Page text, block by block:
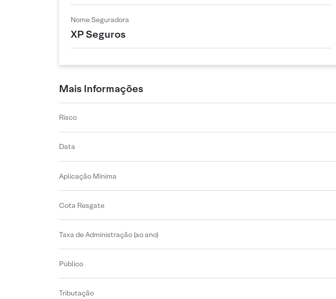
Nome Seguradora
XP Seguros
Mais Informações
Risco
Data
Aplicação Mínima
Cota Resgate
Taxa de Administração (ao ano)
Público
Tributação